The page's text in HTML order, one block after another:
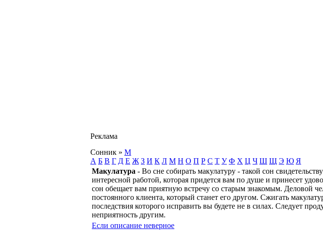
Реклама
Сонник » М
А Б В Г Д Е Ж З И К Л М Н О П Р С Т У Ф Х Ц Ч Ш Щ Э Ю Я
Макулатура - Во сне собирать макулатуру - такой сон
интересной работой, которая придется вам по душе и принесет
сон обещает вам приятную встречу со старым знакомым. Деловой
постоянного клиента, который станет его другом. Сжигать
последствия которого исправить вы будете не в силах. Следует
неприятность другим.
Если описание неверное